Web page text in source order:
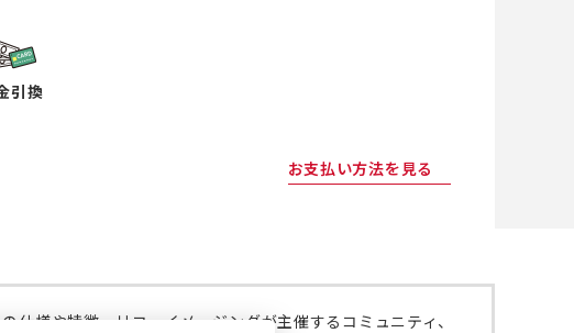
引換
お支払い方法を見る
仕様や特徴、リコーイメージングが主催するコミュニティ、